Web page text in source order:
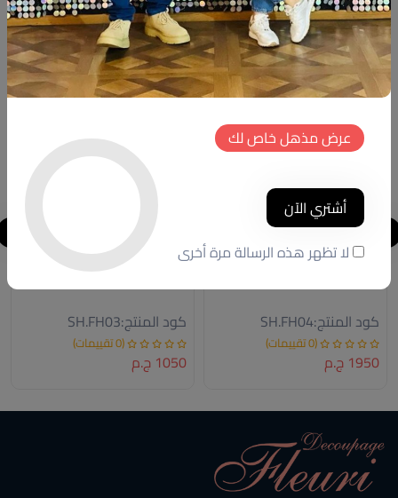
منتجات شبيهة
خصم
candlestick
كود المنتج:SH.FH04
(0 تقييمات)
1950 ج.م
خصم
candlestick
كود المنتج:SH.FH03
(0 تقييمات)
1050 ج.م
عرض مذهل خاص لك
أشتري الآن
لا تظهر هذه الرسالة مرة أخرى